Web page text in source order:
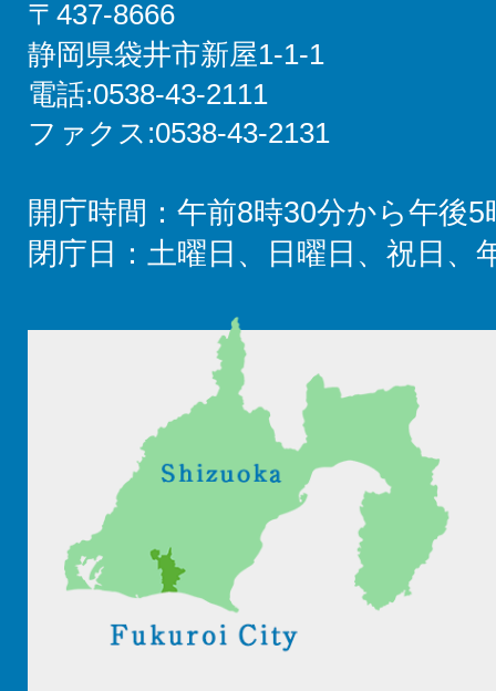
〒437-8666
静岡県袋井市新屋1-1-1
電話:0538-43-2111
ファクス:0538-43-2131
開庁時間：午前8時30分から午後5
閉庁日：土曜日、日曜日、祝日、